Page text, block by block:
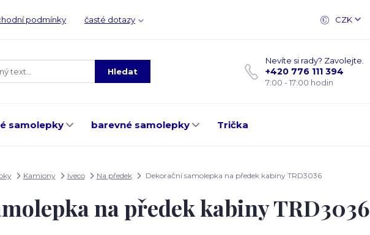
podmínky časté dotazy CZK
Hledat
Nevíte si rady? Zavolejte.
+420 776 111 394
7:00 - 17:00 hodin
samolepky barevné samolepky Trička
Kamiony Iveco Na předek Dekorační samolepka na předek kabiny TRD3036
na předek kabiny TRD3036